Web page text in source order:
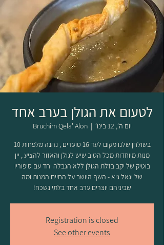
לטעום את הגולן בערב אחד
יום ה׳, 12 בינו׳
  |
Bruchim Qela' Alon
בשולחן שלנו מקום לעד 16 סועדים , נהנה מלפחות 10
מנות מיוחדות מכל הטוב שיש לגולן והאזור להציע , יין
בוטיק של יקב בזלת הגולן ללא הגבלה יחד עם סיפוריו
של יגאל גיא - השף היושב על החיים המנות ומה
שביניהם יוצרים ערב אחד בלתי נשכח!
Registration is closed
See other events